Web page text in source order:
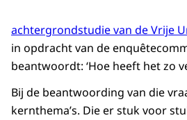
achtergrondstudie van de Vrije
in opdracht van de
beantwoordt: ‘Hoe heeft het zo
Bij de beantwoording van die
kernthema’s. Die er stuk voor